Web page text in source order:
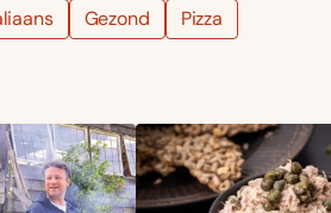
Gezond Pizza